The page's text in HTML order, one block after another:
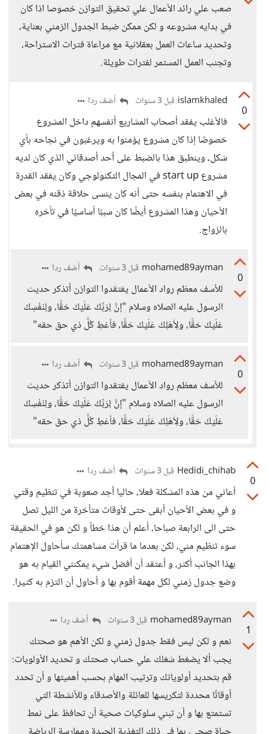
صعب علي رائد الأعمال علي تحقيق التوازن خصوصا اذا كان
في بدايه مشروعه و لكن ممكن ضبط الجدول الزمني بعناية،
وتحديد ساعات العمل بعقلانية مع مراعاة فترات الاستراحة،
وتجنب العمل المستمر لفترات طويلة.
0
islamkhaled قبل 3 سنوات أضف ردا
فالأغلب يفقد أصحاب المشاريع أنفسهم داخل المشروع
خصوصًا إذا كان مشروع يؤمنوا به ويرغبون في نجاحه بأي
شكل، وينطبق هذا بالضبط على أحد أصدقائي الذي كان لديه
مشروع start up في المجال التكنولوجي وكان يفقد القدرة
في الاهتمام بنفسه حتى أنه كان ينسى حلاقة ذقنه في بعض
الأحيان وهذا المشروع أيضًا كان سببًا أساسيًا في تأخره
بالزواج.
0
mohamed89ayman قبل 3 سنوات أضف ردا
للأسف معظم رواد الأعمال يفتقدوا التوازن أتذكر حديث
الرسول عليه الصلاه وسلام "إنَّ لِرَبِّكَ عَلَيْكَ حَقًّا، ولِنَفْسِكَ
عَلَيْكَ حَقًّا، ولِأَهْلِكَ عَلَيْكَ حَقًّا، فأعْطِ كُلَّ ذي حق حقه"
0
mohamed89ayman قبل 3 سنوات أضف ردا
للأسف معظم رواد الأعمال يفتقدوا التوازن أتذكر حديث
الرسول عليه الصلاه وسلام "إنَّ لِرَبِّكَ عَلَيْكَ حَقًّا، ولِنَفْسِكَ
عَلَيْكَ حَقًّا، ولِأَهْلِكَ عَلَيْكَ حَقًّا، فأعْطِ كُلَّ ذي حق حقه"
0
Hedidi_chihab قبل 3 سنوات أضف ردا
أعاني من هذه المشكلة فعلا، حاليا أجد صعوبة في تنظيم وقتي
و في بعض الأحيان أبقى حتى لأوقات متأخرة من الليل تصل
حتى الى الرابعة صباحا، أعلم أن هذا خطأ و لكن هو في الحقيقة
سوء تنظيم مني، لكن بعدما ما قرأت مساهمتك سأحاول الإهتمام
بهذا الجانب أكثر، و أعتقد أن أفضل شيء يمكنني القيام به هو
وضع جدول زمني لكل مهمة أقوم بها و أحاول أن التزم به كثيرا.
1
mohamed89ayman قبل 3 سنوات أضف ردا
نعم و لكن ليس فقط جدول زمني و لكن الأهم هو صحتك
يجب ألا يضغط شغلك علي حساب صحتك و تحديد الأولويات:
قم بتحديد أولوياتك وترتيب المهام بحسب أهميتها و أن تحدد
أوقاتًا محددة لتكريسها للعائلة والأصدقاء وللأنشطة التي
تستمتع بها و أن تبني سلوكيات صحية أن تحافظ على نمط